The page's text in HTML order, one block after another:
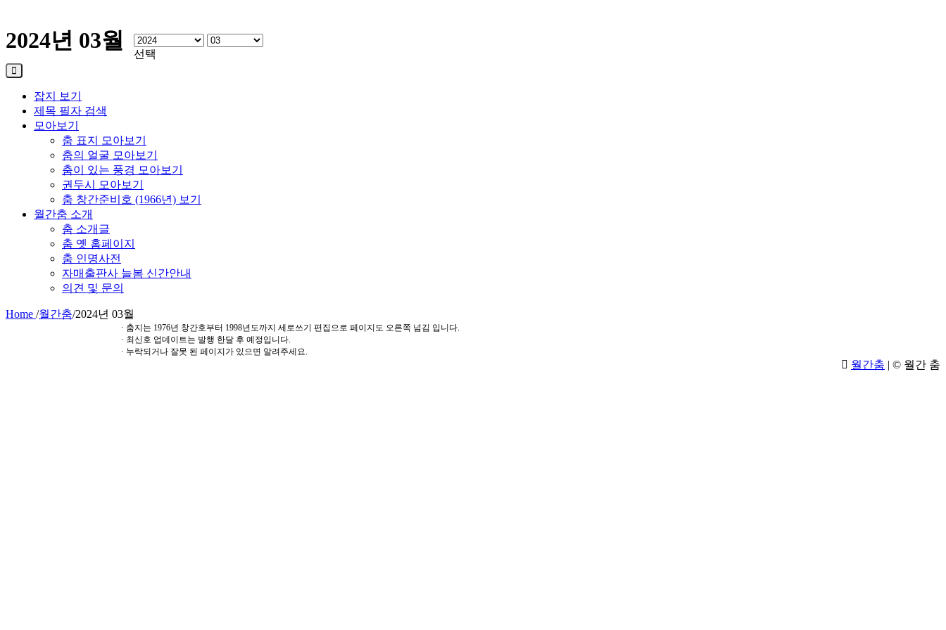
2024년 03월
선택
잡지 보기
제목 필자 검색
모아보기
춤 표지 모아보기
춤의 얼굴 모아보기
춤이 있는 풍경 모아보기
권두시 모아보기
춤 창간준비호 (1966년) 보기
월간춤 소개
춤 소개글
춤 옛 홈페이지
춤 인명사전
자매출판사 늘봄 신간안내
의견 및 문의
Home /월간춤/2024년 03월
· 춤지는 1976년 창간호부터 1998년도까지 세로쓰기 편집으로 페이지도 오른쪽 넘김 입니다.
· 최신호 업데이트는 발행 한달 후 예정입니다.
· 누락되거나 잘못 된 페이지가 있으면 알려주세요.
월간춤 | © 월간 춤